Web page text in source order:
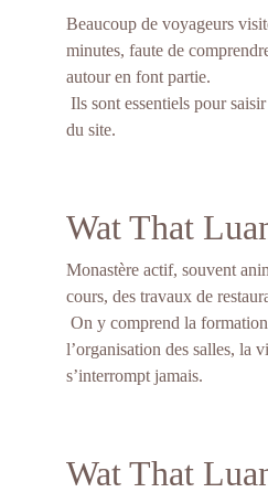
Beaucoup de voyageurs
minutes, faute de
autour en font partie.
du site.
Wat That
Monastère actif, souvent
cours, des travaux de
l’organisation des salles, la
s’interrompt jamais.
Wat That